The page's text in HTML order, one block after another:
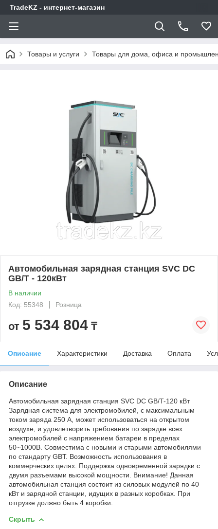
TradeKZ - интернет-магазин
Товары и услуги Товары для дома, офиса и
Автомобильная зарядная станция SVC DC
GB/T - 120кВт
В наличии
Код: 55348
Розница
от 5 534 804 ₸
Описание Характеристики Доставка Оплата
Описание
Автомобильная зарядная станция SVC DC GB/T-120 кВт
Зарядная система для электромобилей, с максимальным
током заряда 250 А, может использоваться на открытом
воздухе, и удовлетворить требования по зарядке всех
электромобилей с напряжением батареи в пределах
50~1000В. Совместима с новыми и старыми автомобилями
по стандарту GBT. Возможность использования в
коммерческих целях. Поддержка одновременной зарядки с
двумя разъемами высокой мощности. Внимание! Данная
автомобильная станция состоит из силовых модулей по 40
кВт и зарядной станции, идущих в разных коробках. При
отгрузке должно быть 4 коробки.
Скрыть